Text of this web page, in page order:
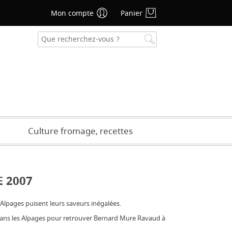
Culture fromage, recettes
2007
puisent leurs saveurs inégalées.
les Alpages pour retrouver Bernard Mure Ravaud à
Mon compte Panier